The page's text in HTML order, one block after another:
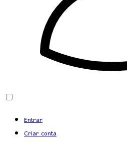
Entrar
Criar conta